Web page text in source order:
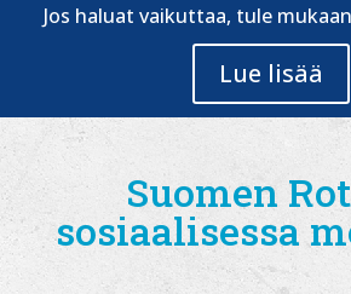
Jos haluat vaikuttaa, tule
Lue lisää
Suomen
sosiaalisessa